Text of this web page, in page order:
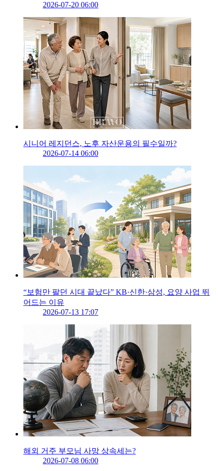
2026-07-20 06:00
시니어 레지던스, 노후 자산운용의 필수일까?
2026-07-14 06:00
“보험만 팔던 시대 끝났다” KB·신한·삼성, 요양 사업 뛰
어드는 이유
2026-07-13 17:07
해외 거주 부모님 사망 상속세는?
2026-07-08 06:00